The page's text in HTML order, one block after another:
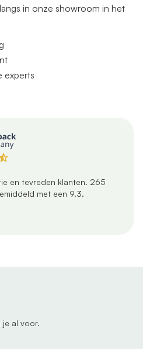
in onze showroom in het
experts
en tevreden klanten. 265
met een 9.3.
je al voor.